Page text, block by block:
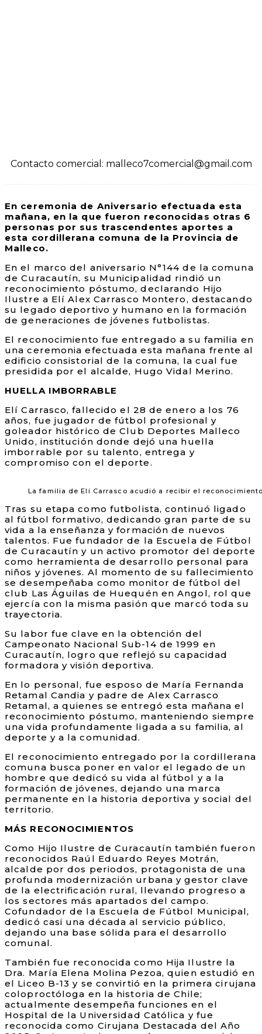
Contacto comercial: malleco7comercial@gmail.com
En ceremonia de Aniversario efectuada esta
mañana, en la que fueron reconocidas otras 6
personas por sus trascendentes aportes a
esta cordillerana comuna de la Provincia de
Malleco.
En el marco del aniversario N°144 de la comuna
de Curacautín, su Municipalidad rindió un
reconocimiento póstumo, declarando Hijo
Ilustre a Elí Alex Carrasco Montero, destacando
su legado deportivo y humano en la formación
de generaciones de jóvenes futbolistas.
El reconocimiento fue entregado a su familia en
una ceremonia efectuada esta mañana frente al
edificio consistorial de la comuna, la cual fue
presidida por el alcalde, Hugo Vidal Merino.
HUELLA IMBORRABLE
Elí Carrasco, fallecido el 28 de enero a los 76
años, fue jugador de fútbol profesional y
goleador histórico de Club Deportes Malleco
Unido, institución donde dejó una huella
imborrable por su talento, entrega y
compromiso con el deporte.
La familia de Elí Carrasco acudió a recibir el
Tras su etapa como futbolista, continuó ligado
al fútbol formativo, dedicando gran parte de su
vida a la enseñanza y formación de nuevos
talentos. Fue fundador de la Escuela de Fútbol
de Curacautín y un activo promotor del deporte
como herramienta de desarrollo personal para
niños y jóvenes. Al momento de su fallecimiento
se desempeñaba como monitor de fútbol del
club Las Águilas de Huequén en Angol, rol que
ejercía con la misma pasión que marcó toda su
trayectoria.
Su labor fue clave en la obtención del
Campeonato Nacional Sub-14 de 1999 en
Curacautín, logro que reflejó su capacidad
formadora y visión deportiva.
En lo personal, fue esposo de María Fernanda
Retamal Candia y padre de Alex Carrasco
Retamal, a quienes se entregó esta mañana el
reconocimiento póstumo, manteniendo siempre
una vida profundamente ligada a su familia, al
deporte y a la comunidad.
El reconocimiento entregado por la cordillerana
comuna busca poner en valor el legado de un
hombre que dedicó su vida al fútbol y a la
formación de jóvenes, dejando una marca
permanente en la historia deportiva y social del
territorio.
MÁS RECONOCIMIENTOS
Como Hijo Ilustre de Curacautín también fueron
reconocidos Raúl Eduardo Reyes Motrán,
alcalde por dos periodos, protagonista de una
profunda modernización urbana y gestor clave
de la electrificación rural, llevando progreso a
los sectores más apartados del campo.
Cofundador de la Escuela de Fútbol Municipal,
dedicó casi una década al servicio público,
dejando una base sólida para el desarrollo
comunal.
También fue reconocida como Hija Ilustre la
Dra. María Elena Molina Pezoa, quien estudió en
el Liceo B-13 y se convirtió en la primera cirujana
coloproctóloga en la historia de Chile;
actualmente desempeña funciones en el
Hospital de la Universidad Católica y fue
reconocida como Cirujana Destacada del Año